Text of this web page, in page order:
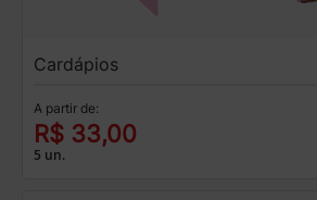
Cardápios
A partir de:
R$ 33,00
5 un.